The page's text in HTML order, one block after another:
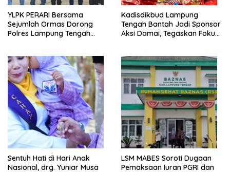
YLPK PERARI Bersama
Sejumlah Ormas Dorong
Polres Lampung Tengah
Pelanggaran UU ITE
Kadisdikbud Lampung
Tengah Bantah Jadi Sponsor
Aksi Damai, Tegaskan Fokus
Sentuh Hati di Hari Anak
Nasional, drg. Yuniar Musa
LSM MABES Soroti Dugaan
Pemaksaan Iuran PGRI dan